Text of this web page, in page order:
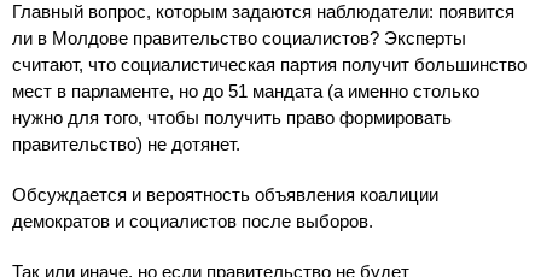
Главный вопрос, которым задаются наблюдатели: появится
ли в Молдове правительство социалистов? Эксперты
считают, что социалистическая партия получит большинство
мест в парламенте, но до 51 мандата (а именно столько
нужно для того, чтобы получить право формировать
правительство) не дотянет.
Обсуждается и вероятность объявления коалиции
демократов и социалистов после выборов.
Так или иначе, но если правительство не будет